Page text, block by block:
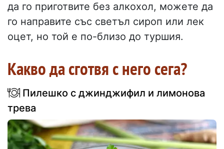
да го приготвите без алкохол, можете да
го направите със светъл сироп или лек
оцет, но той е по-близо до туршия.
Какво да сготвя с него сега?
Пилешко с джинджифил и лимонова
трева